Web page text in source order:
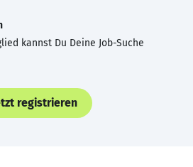
kannst Du Deine Job-Suche
registrieren